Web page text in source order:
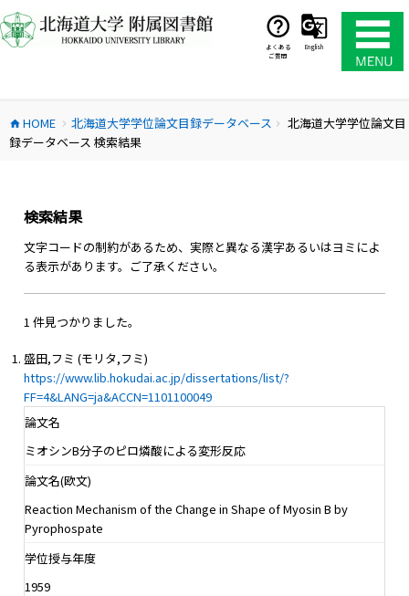
ン
テ
ス
キ
よくある
ご質問
English
home HOME chevron_right 北海道大学学位論文目録データベース chevron_right
北海道大学学位論文目
録データベース 検索結果
検索結果
文字コードの制約があるため、実際と異なる漢字あるいはヨミによ
る表示があります。ご了承ください。
1 件見つかりました。
盛田,フミ (モリタ,フミ)
https://www.lib.hokudai.ac.jp/dissertations/list/?
FF=4&LANG=ja&ACCN=1101100049
論文名
ミオシンB分子のピロ燐酸による変形反応
論文名(欧文)
Reaction Mechanism of the Change in Shape of Myosin B by
Pyrophospate
学位授与年度
1959